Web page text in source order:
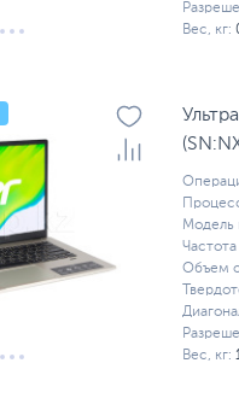
Вес, кг:
Модель
Объем
Вес, кг: